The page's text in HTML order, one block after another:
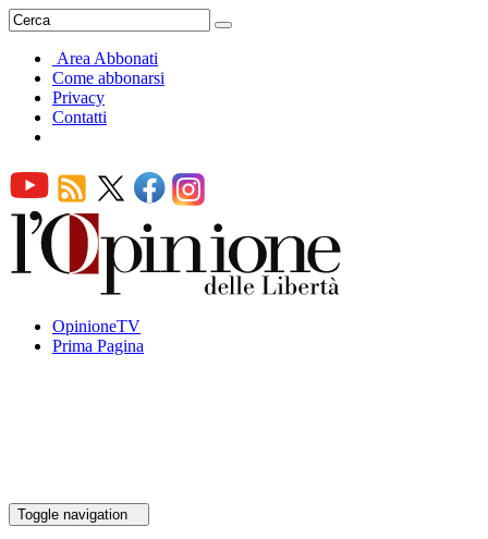
Area Abbonati
Come abbonarsi
Privacy
Contatti
OpinioneTV
Prima Pagina
Toggle navigation